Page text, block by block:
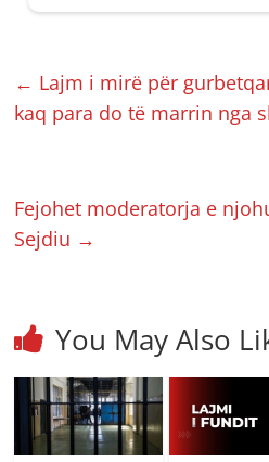
← Lajm i mirë për
kaq para do të marrin nga
Fejohet moderatorja e
Sejdiu →
You May Also